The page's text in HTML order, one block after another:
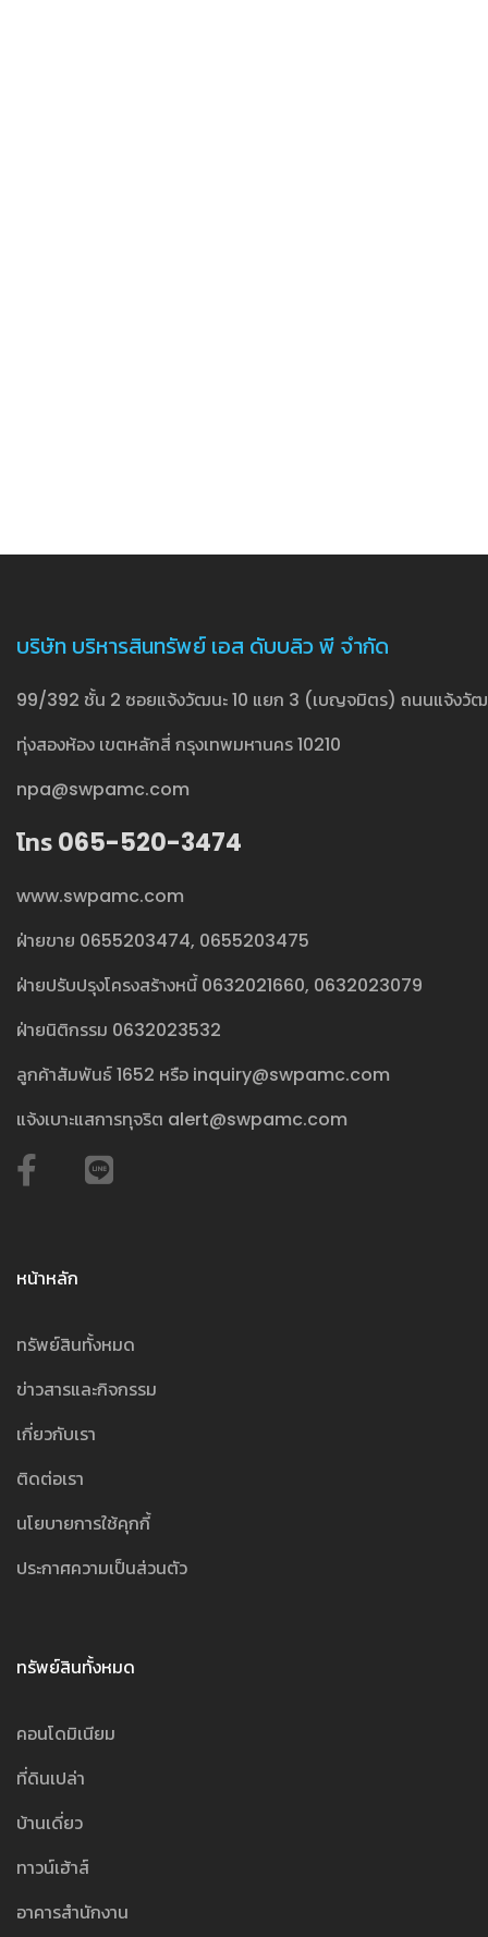
บริษัท บริหารสินทรัพย์ เอส ดับบลิว พี จำกัด
99/392 ชั้น 2 ซอยแจ้งวัฒนะ 10 แยก 3 (เบญจมิตร) ถนนแจ้งวัฒ
ทุ่งสองห้อง เขตหลักสี่ กรุงเทพมหานคร 10210
npa@swpamc.com
โทร 065-520-3474
www.swpamc.com
ฝ่ายขาย 0655203474, 0655203475
ฝ่ายปรับปรุงโครงสร้างหนี้ 0632021660, 0632023079
ฝ่ายนิติกรรม 0632023532
ลูกค้าสัมพันธ์1652 หรือ inquiry@swpamc.com
แจ้งเบาะแสการทุจริต alert@swpamc.com
หน้าหลัก
ทรัพย์สินทั้งหมด
ข่าวสารและกิจกรรม
เกี่ยวกับเรา
ติดต่อเรา
นโยบายการใช้คุกกี้
ประกาศความเป็นส่วนตัว
ทรัพย์สินทั้งหมด
คอนโดมิเนียม
ที่ดินเปล่า
บ้านเดี่ยว
ทาวน์เฮ้าส์
อาคารสำนักงาน